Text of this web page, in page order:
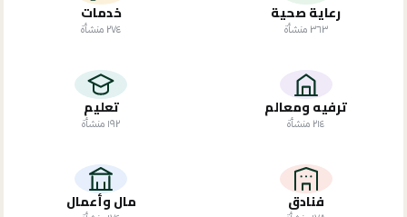
رعاية صحية
٣٦٣ منشأة
خدمات
٢٧٤ منشأة
ترفيه ومعالم
٢١٤ منشأة
تعليم
١٩٢ منشأة
فنادق مال وأعمال